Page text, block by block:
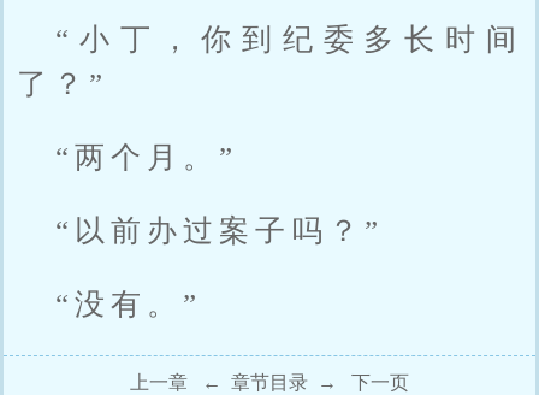
“小丁，你到纪委多长时间
了？”
“两个月。”
“以前办过案子吗？”
“没有。”
上一章 ← 章节目录 → 下一页